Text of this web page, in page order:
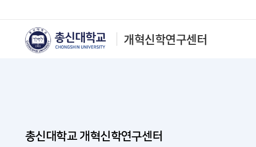
개혁신학연구센터
총신대학교개혁신학연구센터